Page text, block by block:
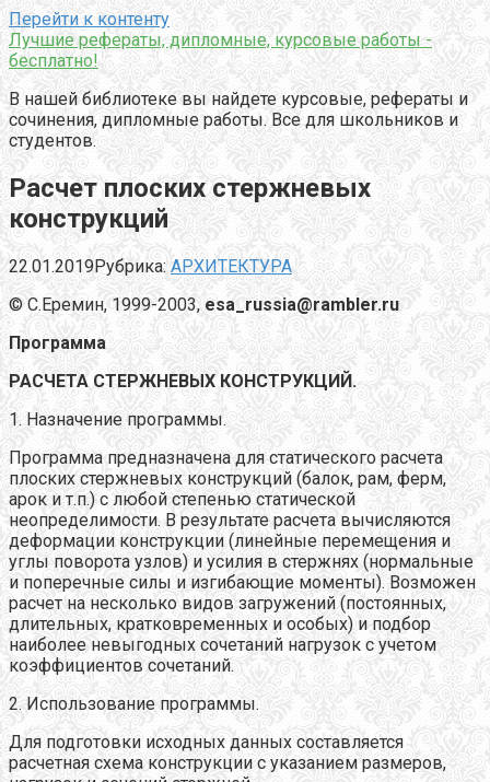
Перейти к контенту
Лучшие рефераты, дипломные, курсовые работы -
бесплатно!
В нашей библиотеке вы найдете курсовые, рефераты и
сочинения, дипломные работы. Все для школьников и
студентов.
Расчет плоских стержневых
конструкций
22.01.2019Рубрика: АРХИТЕКТУРА
© С.Еремин, 1999-2003, esa_russia@rambler.ru
Программа
РАСЧЕТА СТЕРЖНЕВЫХ КОНСТРУКЦИЙ.
1. Назначение программы.
Программа предназначена для статического расчета
плоских стержневых конструкций (балок, рам, ферм,
арок и т.п.) с любой степенью статической
неопределимости. В результате расчета вычисляются
деформации конструкции (линейные перемещения и
углы поворота узлов) и усилия в стержнях (нормальные
и поперечные силы и изгибающие моменты). Возможен
расчет на несколько видов загружений (постоянных,
длительных, кратковременных и особых) и подбор
наиболее невыгодных сочетаний нагрузок с учетом
коэффициентов сочетаний.
2. Использование программы.
Для подготовки исходных данных составляется
расчетная схема конструкции с указанием размеров,